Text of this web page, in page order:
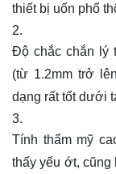
thiết bị uốn phổ
Độ chắc chắn lý
(từ 1.2mm trở
dạng rất tốt dưới
Tính thẩm mỹ
thấy yếu ớt, cũng